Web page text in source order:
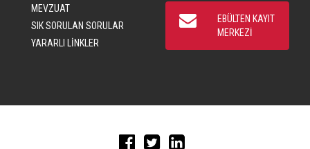
MEVZUAT
SIK SORULAN SORULAR
YARARLI LİNKLER
EBÜLTEN KAYIT
MERKEZİ